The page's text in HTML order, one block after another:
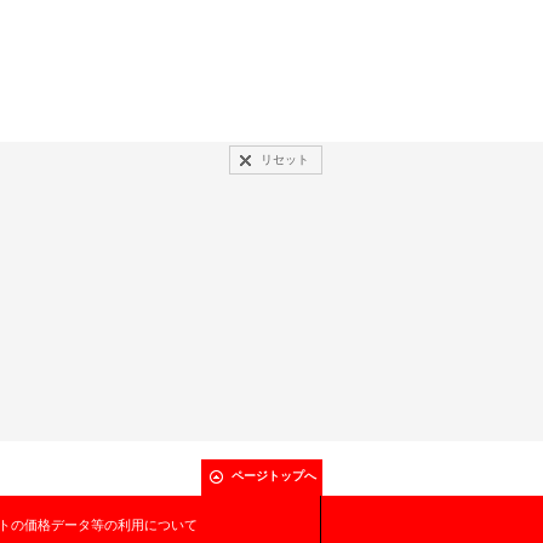
リセット
ページトップへ
の価格データ等の利用について